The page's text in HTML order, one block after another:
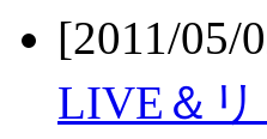
[2011/
LIVE＆